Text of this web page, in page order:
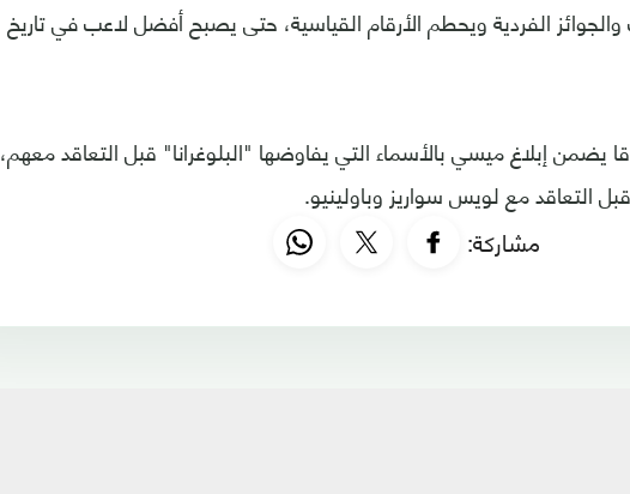
الفردية ويحطم الأرقام القياسية، حتى يصبح أفضل لاعب في تاريخ
يضمن إبلاغ ميسي بالأسماء التي يفاوضها "البلوغرانا" قبل التعاقد معهم،
التعاقد مع لويس سواريز وباولينيو.
مشاركة: